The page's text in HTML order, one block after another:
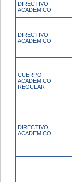
DIRECTIVO
ACADEMICO
DIRECTIVO
ACADEMICO
CUERPO
ACADEMICO
REGULAR
DIRECTIVO
ACADEMICO